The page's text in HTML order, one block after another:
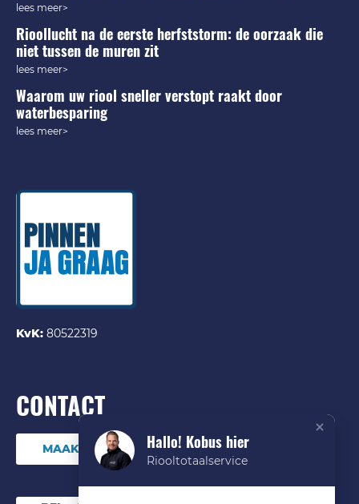
lees meer>
Rioollucht na de eerste herfststorm: de oorzaak die
niet tussen de muren zit
lees meer>
Waarom uw riool sneller verstopt raakt door
waterbesparing
lees meer>
KvK: 80522319
CONTACT
MAAK DIRECT EEN ONLINE AFSPRAAK
Hallo! Kobus hier
Riooltotaalservice